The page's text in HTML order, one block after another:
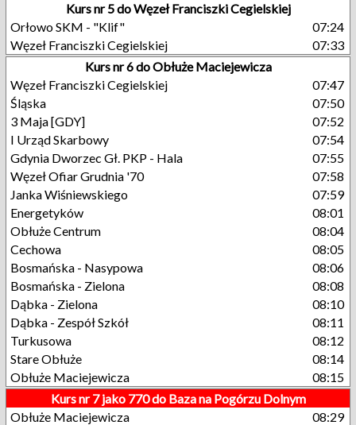
Kurs nr 5 do Węzeł Franciszki Cegielskiej
Orłowo SKM - "Klif"
07:24
Węzeł Franciszki Cegielskiej
07:33
Kurs nr 6 do Obłuże Maciejewicza
Węzeł Franciszki Cegielskiej
07:47
Śląska
07:50
3 Maja [GDY]
07:52
I Urząd Skarbowy
07:54
Gdynia Dworzec Gł. PKP - Hala
07:55
Węzeł Ofiar Grudnia '70
07:58
Janka Wiśniewskiego
07:59
Energetyków
08:01
Obłuże Centrum
08:04
Cechowa
08:05
Bosmańska - Nasypowa
08:06
Bosmańska - Zielona
08:08
Dąbka - Zielona
08:10
Dąbka - Zespół Szkół
08:11
Turkusowa
08:12
Stare Obłuże
08:14
Obłuże Maciejewicza
08:15
Kurs nr 7 jako 770 do Baza na Pogórzu Dolnym
Obłuże Maciejewicza
08:29